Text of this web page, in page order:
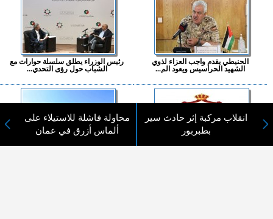
الحنيطي يقدم واجب العزاء لذوي
الشهيد الحراسيس ويعود الم...
رئيس الوزراء يطلق سلسلة حوارات مع
الشباب حول رؤى التحدي...
انقلاب مركبة إثر حادث سير
بطبربور
محاولة فاشلة للاستيلاء على
ألماس أزرق في عمان